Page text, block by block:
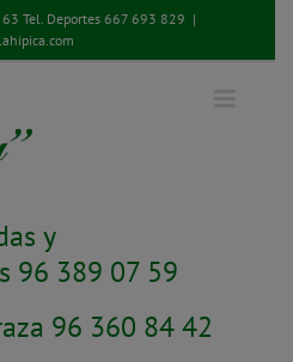
Tel. Deportes 667 693 829 |
y
96 389 07 59
96 360 84 42